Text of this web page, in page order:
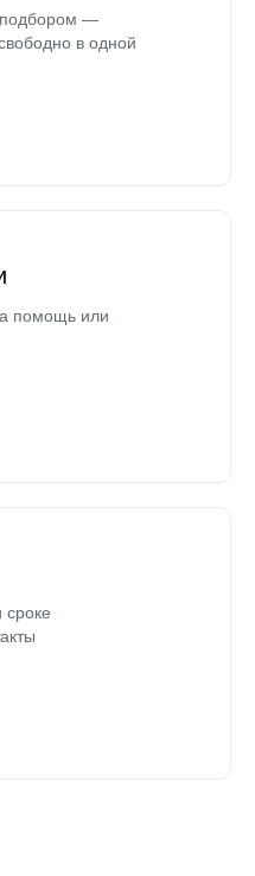
подбором —
в одной
помощь или